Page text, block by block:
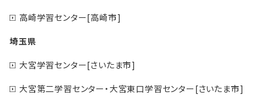
高崎学習センター[高崎市]
埼玉県
大宮学習センター[さいたま市]
大宮第二学習センター・大宮東口学習センター[さいたま市]